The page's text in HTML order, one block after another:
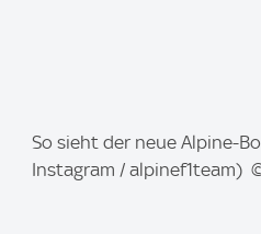
m
So sieht der neue Alpine-
Instagram / alpinef1team)